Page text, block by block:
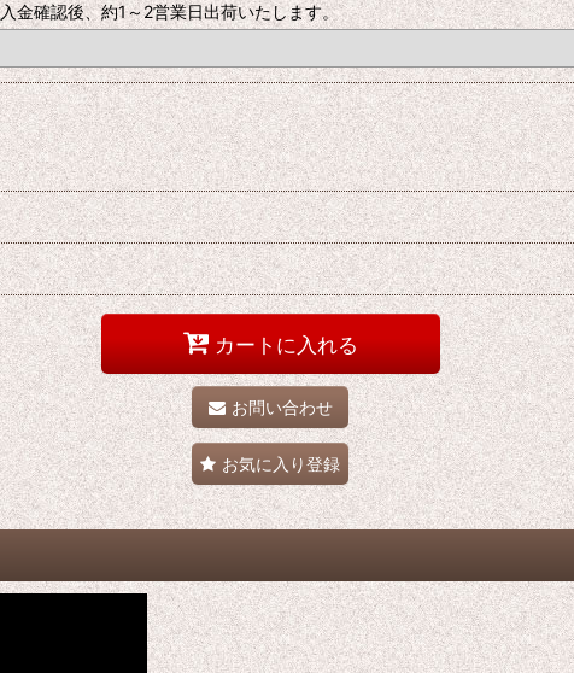
金確認後、約1～2営業日出荷いたします。
カートに入れる
お問い合わせ
お気に入り登録